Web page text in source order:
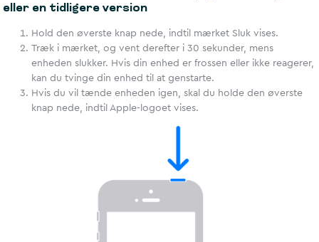
eller en tidligere version
Hold den øverste knap nede, indtil mærket Sluk vises.
Træk i mærket, og vent derefter i 30 sekunder, mens
enheden slukker. Hvis din enhed er frossen eller ikke reagerer,
kan du tvinge din enhed til at genstarte.
Hvis du vil tænde enheden igen, skal du holde den øverste
knap nede, indtil Apple-logoet vises.